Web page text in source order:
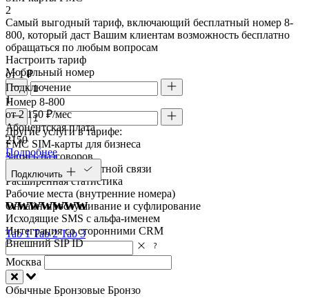
2
Самый выгодный тариф, включающий бесплатный номер 8-
800, который даст Вашим клиентам возможность бесплатно
обращаться по любым вопросам
Настроить тариф
Мобильный номер
Номер 8-800
Другие услуги в тарифе:
FMC SIM-карты для бизнеса
Запись разговоров
Умный виджет обратной связи
Расширенная статистика
Рабочие места (внутренние номера)
Онлайн-прослушивание и суфлирование
Исходящие SMS с альфа-именем
Интеграция со сторонними CRM
Внешний SIP ID
от 1 ₽
Подключение
1
от 2 150 ₽/мес
Абонентская плата
2150
Подробнее
Подключить
wwwwwww
Tab 1Tab 2Tab 3
Москва
Обычные Бронзовые Бронзо